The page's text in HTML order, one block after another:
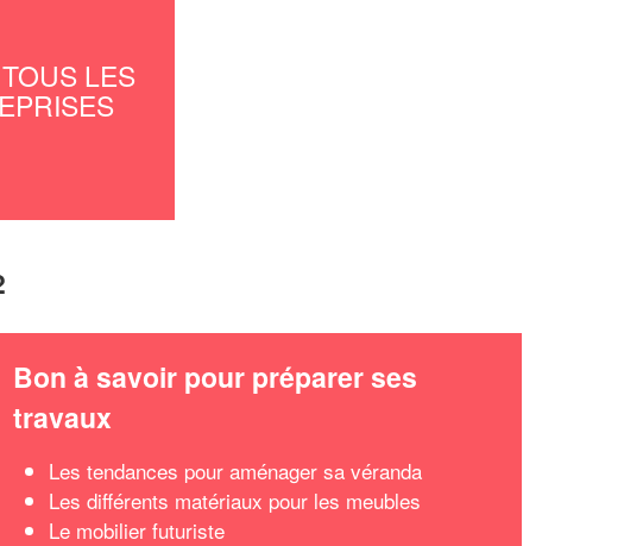
LES
Bon à savoir pour préparer ses
travaux
Les tendances pour aménager sa véranda
Les différents matériaux pour les meubles
Le mobilier futuriste